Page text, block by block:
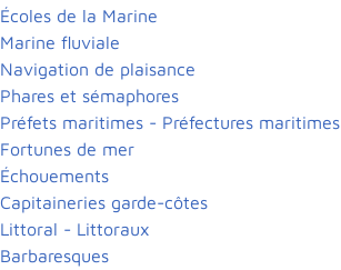
Écoles de la Marine
Marine fluviale
Navigation de plaisance
Phares et sémaphores
Préfets maritimes - Préfectures maritimes
Fortunes de mer
Échouements
Capitaineries garde-côtes
Littoral - Littoraux
Barbaresques